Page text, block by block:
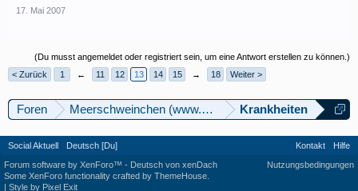
17. Mai 2007
(Du musst angemeldet oder registriert sein, um eine Antwort erstellen zu können.)
< Zurück
1 ← 11 12 13 14 15 → 18 Weiter >
Foren Meerschweinchen (www.meerschweinforum.ch)
Krankheiten
Social Aktuell Deutsch [Du] Kontakt
Hilfe
Nutzungsbedingungen
Forum software by XenForo™ - Deutsch von xenDach
Some XenForo functionality crafted by ThemeHouse
| Style by Pixel Exit